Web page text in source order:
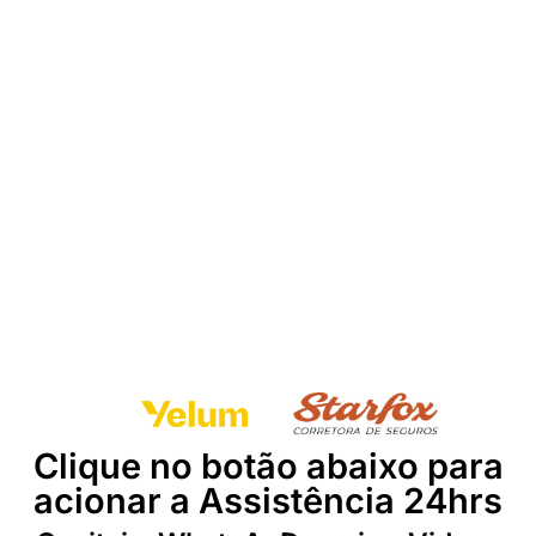
Clique no botão abaixo para
acionar a Assistência 24hrs